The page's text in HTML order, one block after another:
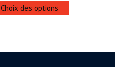
Choix des options